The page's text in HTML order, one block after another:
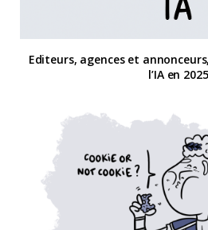
Editeurs, agences et
l’IA en 2025